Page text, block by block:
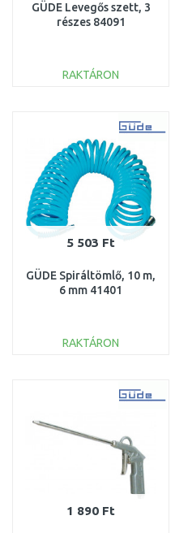
GÜDE Levegős szett, 3
részes 84091
RAKTÁRON
Összehasonlítás
5 503 Ft
GÜDE Spiráltömlő, 10 m,
6 mm 41401
RAKTÁRON
Összehasonlítás
1 890 Ft